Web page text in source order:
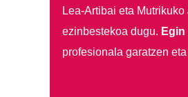
Lea-Artibai eta Mutrikuko
ezinbestekoa dugu.
profesionala garatzen